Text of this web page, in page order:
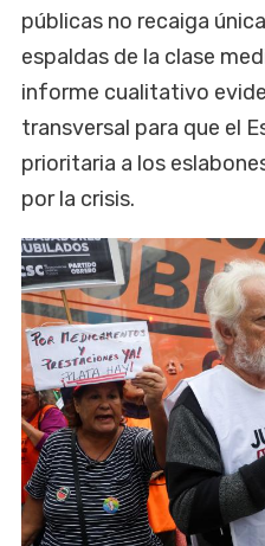
públicas no recaiga
espaldas de la clase
informe cualitativo
transversal para que el
prioritaria a los
por la crisis.